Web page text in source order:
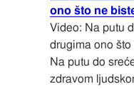
ono što ne
Video: Na putu
drugima ono
Na putu do
zdravom